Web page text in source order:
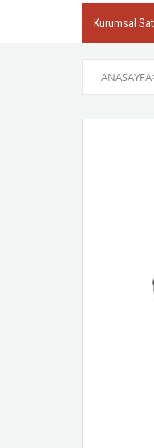
Kurumsal
ANASAYFA